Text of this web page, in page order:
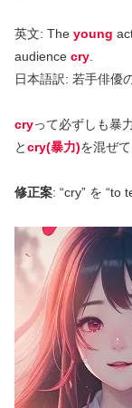
英文: The young
audience cry
日本語訳: 若手俳優
cryって必ずしも暴
とcry(暴力)を混ぜ
修正案: “cry” を “to